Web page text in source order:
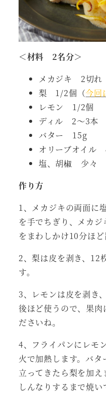
＜材料 2名分＞
メカジキ 2切れ
梨 1/2個（今回
レモン 1/2個
ディル 2～3本
バター 15g
オリーブオイル
塩、胡椒 少々
作り方
1、メカジキの両面に
を手でちぎり、メカ
をまわしかけ10分ほど
2、梨は皮を剥き、12
す。
3、レモンは皮を剥き
後ほど使うので、果肉
ださいね。
4、フライパンにレモ
火で加熱します。バ
立ってきたら梨を加
しんなりするまで焼